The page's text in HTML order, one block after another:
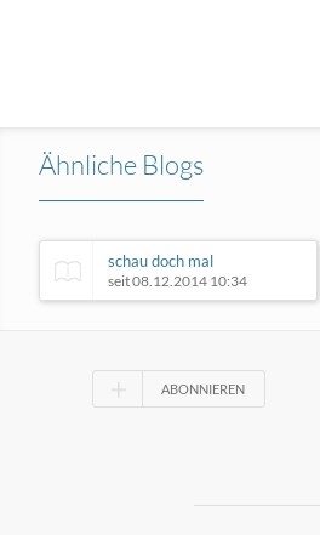
Ähnliche Blogs
schau doch mal
seit 08.12.2014 10:34
ABONNIEREN